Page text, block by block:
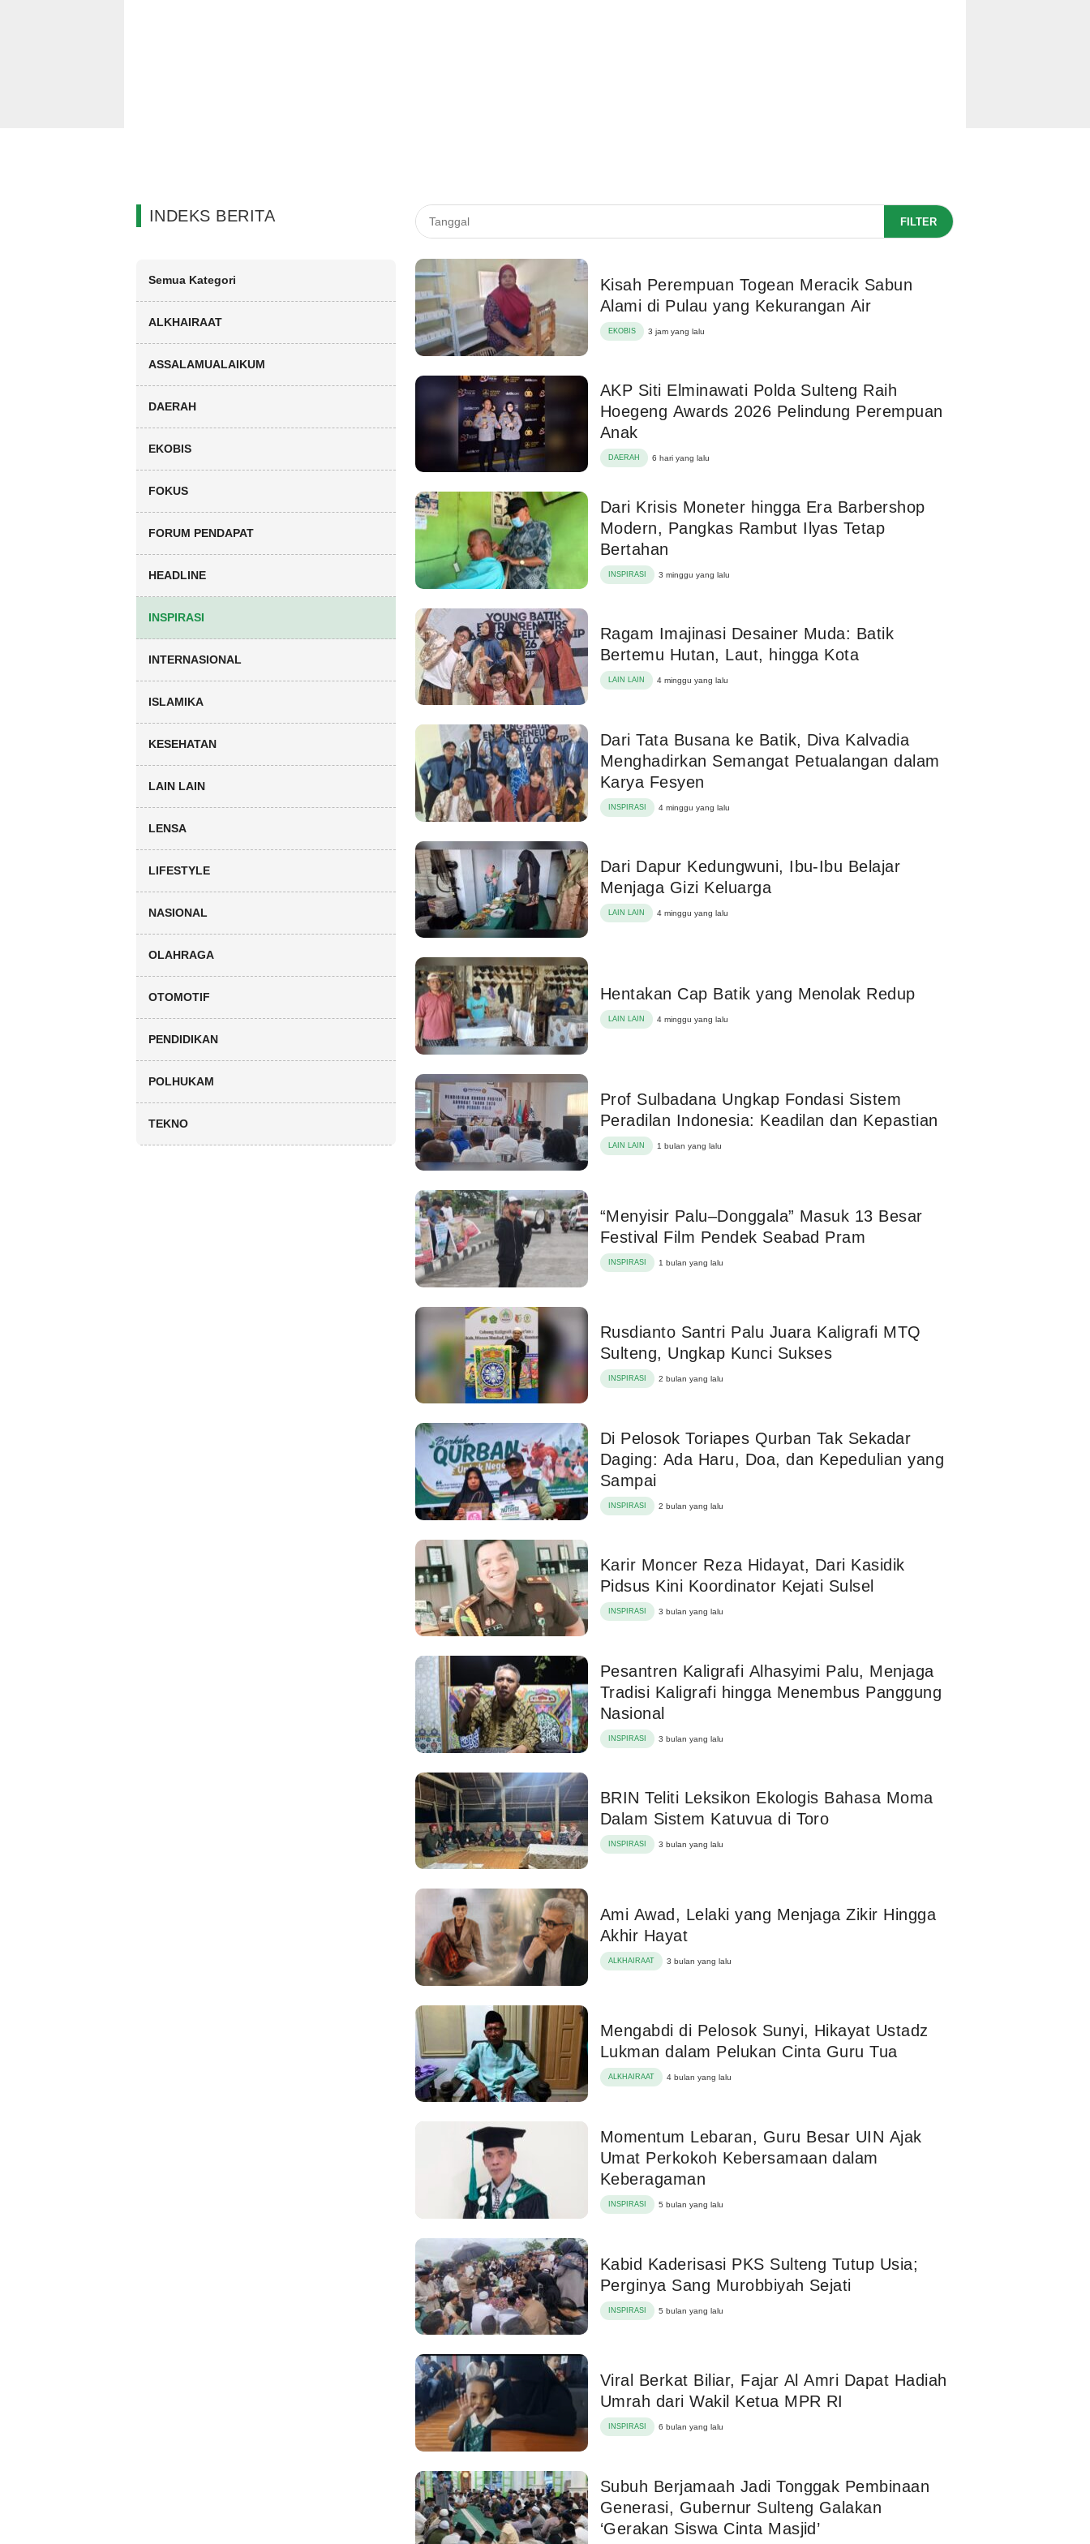
INDEKS BERITA
Semua Kategori
ALKHAIRAAT
ASSALAMUALAIKUM
DAERAH
EKOBIS
FOKUS
FORUM PENDAPAT
HEADLINE
INSPIRASI
INTERNASIONAL
ISLAMIKA
KESEHATAN
LAIN LAIN
LENSA
LIFESTYLE
NASIONAL
OLAHRAGA
OTOMOTIF
PENDIDIKAN
POLHUKAM
TEKNO
FILTER
Kisah Perempuan Togean Meracik Sabun
Alami di Pulau yang Kekurangan Air
EKOBIS 3 jam yang lalu
AKP Siti Elminawati Polda Sulteng Raih
Hoegeng Awards 2026 Pelindung Perempuan
Anak
DAERAH 6 hari yang lalu
Dari Krisis Moneter hingga Era Barbershop
Modern, Pangkas Rambut Ilyas Tetap
Bertahan
INSPIRASI 3 minggu yang lalu
Ragam Imajinasi Desainer Muda: Batik
Bertemu Hutan, Laut, hingga Kota
LAIN LAIN 4 minggu yang lalu
Dari Tata Busana ke Batik, Diva Kalvadia
Menghadirkan Semangat Petualangan dalam
Karya Fesyen
INSPIRASI 4 minggu yang lalu
Dari Dapur Kedungwuni, Ibu-Ibu Belajar
Menjaga Gizi Keluarga
LAIN LAIN 4 minggu yang lalu
Hentakan Cap Batik yang Menolak Redup
LAIN LAIN 4 minggu yang lalu
Prof Sulbadana Ungkap Fondasi Sistem
Peradilan Indonesia: Keadilan dan Kepastian
LAIN LAIN 1 bulan yang lalu
“Menyisir Palu–Donggala” Masuk 13 Besar
Festival Film Pendek Seabad Pram
INSPIRASI 1 bulan yang lalu
Rusdianto Santri Palu Juara Kaligrafi MTQ
Sulteng, Ungkap Kunci Sukses
INSPIRASI 2 bulan yang lalu
Di Pelosok Toriapes Qurban Tak Sekadar
Daging: Ada Haru, Doa, dan Kepedulian yang
Sampai
INSPIRASI 2 bulan yang lalu
Karir Moncer Reza Hidayat, Dari Kasidik
Pidsus Kini Koordinator Kejati Sulsel
INSPIRASI 3 bulan yang lalu
Pesantren Kaligrafi Alhasyimi Palu, Menjaga
Tradisi Kaligrafi hingga Menembus Panggung
Nasional
INSPIRASI 3 bulan yang lalu
BRIN Teliti Leksikon Ekologis Bahasa Moma
Dalam Sistem Katuvua di Toro
INSPIRASI 3 bulan yang lalu
Ami Awad, Lelaki yang Menjaga Zikir Hingga
Akhir Hayat
ALKHAIRAAT 3 bulan yang lalu
Mengabdi di Pelosok Sunyi, Hikayat Ustadz
Lukman dalam Pelukan Cinta Guru Tua
ALKHAIRAAT 4 bulan yang lalu
Momentum Lebaran, Guru Besar UIN Ajak
Umat Perkokoh Kebersamaan dalam
Keberagaman
INSPIRASI 5 bulan yang lalu
Kabid Kaderisasi PKS Sulteng Tutup Usia;
Perginya Sang Murobbiyah Sejati
INSPIRASI 5 bulan yang lalu
Viral Berkat Biliar, Fajar Al Amri Dapat Hadiah
Umrah dari Wakil Ketua MPR RI
INSPIRASI 6 bulan yang lalu
Subuh Berjamaah Jadi Tonggak Pembinaan
Generasi, Gubernur Sulteng Galakan
‘Gerakan Siswa Cinta Masjid’